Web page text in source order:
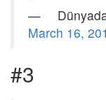
—
March 16,
#3